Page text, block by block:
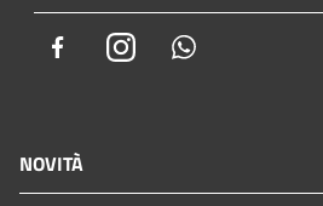
FacebookInstagram
NOVITÀ